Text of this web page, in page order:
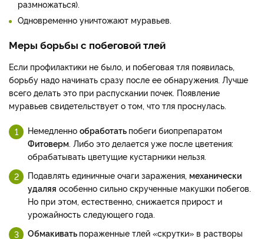
размножаться).
Одновременно уничтожают муравьев.
Меры борьбы с побеговой тлей
Если профилактики не было, и побеговая тля появилась,
борьбу надо начинать сразу после ее обнаружения. Лучше
всего делать это при распускании почек. Появление
муравьев свидетельствует о том, что тля проснулась.
Немедленно обработать побеги биопрепаратом
Фитоверм . Либо это делается уже после цветения:
обрабатывать цветущие кустарники нельзя.
Подавлять единичные очаги заражения, механически
удаляя особенно сильно скрученные макушки побегов.
Но при этом, естественно, снижается прирост и
урожайность следующего года.
Обмакивать пораженные тлей «скрутки» в растворы